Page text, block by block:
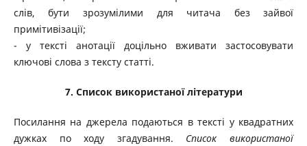
слів, бути зрозумілими для читача без зайвої
примітивізації;
- у тексті анотації доцільно вживати застосовувати
ключові слова з тексту статті.
7. Список використаної літератури
Посилання на джерела подаються в тексті у квадратних
дужках по ходу згадування. Список використаної